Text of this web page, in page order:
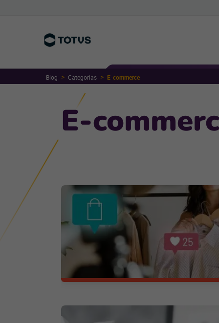
Blog Categorias E-commerce
E-